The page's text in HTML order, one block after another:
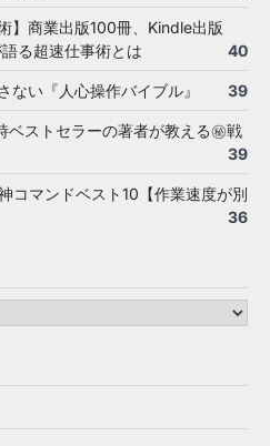
】商業出版100冊、Kindle出版
る超速仕事術とは
40
ない『人心操作バイブル』 39
ベストセラーの著者が教える㊙戦
39
コマンドベスト10【作業速度が別
36